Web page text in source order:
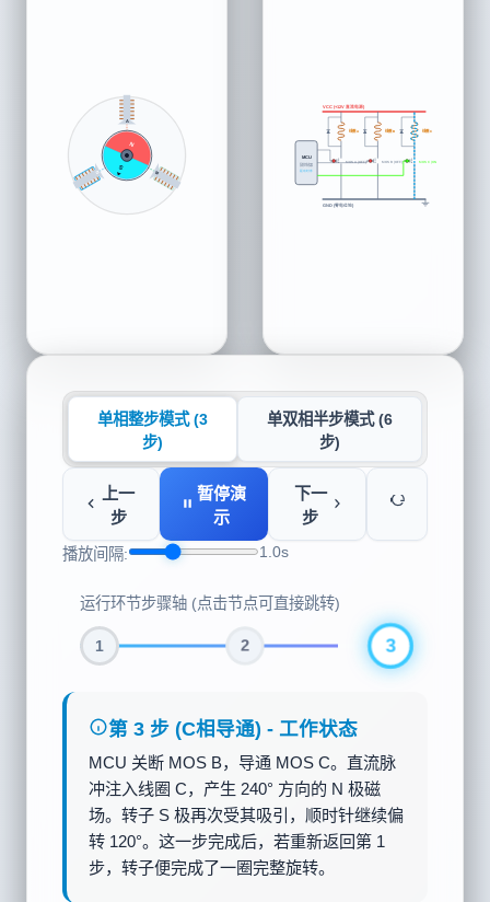
N
B
MCU
微控制器
驱动时序
VCC (+12V 直流电源)
GND (零电位地)
线圈 A 线圈 B 线圈 C
MOS A (ON) MOS B (OFF) MOS C (OFF)
单相整步模式 (3
步)
单双相半步模式 (6
步)
上一
步
暂停演
示
下一
步
播放间隔: 1.0s
运行环节步骤轴 (点击节点可直接跳转)
1 2 3
第 1 步 (A相导通) - 工作状态
MCU 仅将 MOS A 栅极拉高，使线圈 A 导
通。直流电从 VCC 流过线圈 A 进入 GND。
定子 A 齿极产生强烈的 N 极磁场，牢牢吸
附转子的 S 极（蓝色部分），使其对齐指向
正上方（0°）。线圈 B、C 断开，无电流流